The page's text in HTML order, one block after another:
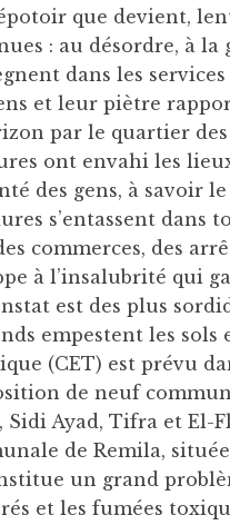
que devient,
: au désordre, à
dans les
et leur piètre
par le quartier
ont envahi les
des gens, à savoir
s’entassent dans
commerces, des
à l’insalubrité qui
est des plus
empestent les
(CET) est prévu
de neuf
Ayad, Tifra et El-
de Remila,
un grand
et les fumées